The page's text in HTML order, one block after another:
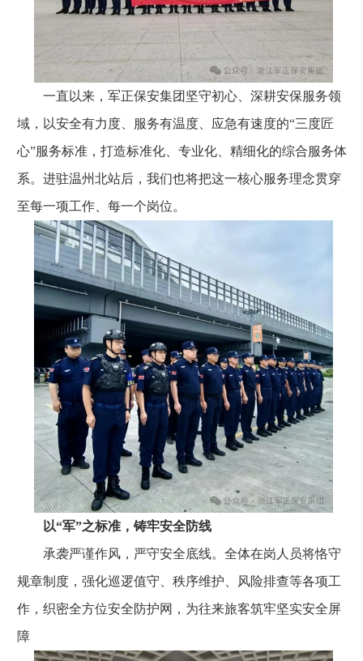
一直以来，军正保安集团坚守初心、深耕安保服务领
域，以安全有力度、服务有温度、应急有速度的“三度匠
心”服务标准，打造标准化、专业化、精细化的综合服务体
系。进驻温州北站后，我们也将把这一核心服务理念贯穿
至每一项工作、每一个岗位。
以“军”之标准，铸牢安全防线
承袭严谨作风，严守安全底线。全体在岗人员将恪守
规章制度，强化巡逻值守、秩序维护、风险排查等各项工
作，织密全方位安全防护网，为往来旅客筑牢坚实安全屏
障